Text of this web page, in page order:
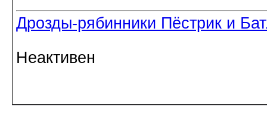
Дрозды-рябинники Пёстрик и
Неактивен